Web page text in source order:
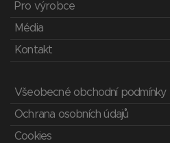
Pro výrobce
Média
Kontakt
Všeobecné obchodní podmínky
Ochrana osobních údajů
Cookies